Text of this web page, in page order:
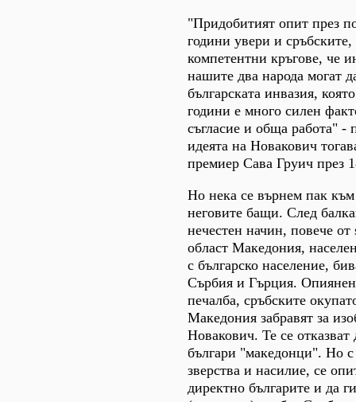
"Придобитият опит през
години увери и
компетентни кръгове, че
нашите два народа могат
българската инвазия,
години е много силен
съгласие и обща работа" -
идеята на Новакович
премиер Сава Груич през
Но нека се върнем пак
неговите бащи. След
нечестен начин, повече от
област Македония,
с българско население,
Сърбия и Гърция.
печалба, сръбските
Македония забравят за
Новакович. Те се отказват
българи "македонци". Но
зверства и насилие, се
директно българите и да